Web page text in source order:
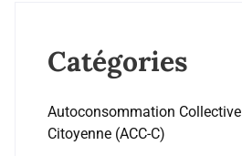
Catégories
Autoconsommation Collective
Citoyenne (ACC-C)